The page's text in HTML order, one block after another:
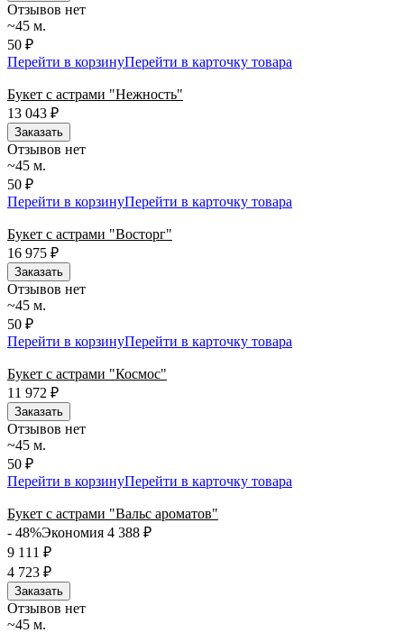
Отзывов нет
~45 м.
50 ₽
Перейти в корзинуПерейти в карточку товара
Букет с астрами "Нежность"
13 043 ₽
Заказать
Отзывов нет
~45 м.
50 ₽
Перейти в корзинуПерейти в карточку товара
Букет с астрами "Восторг"
16 975 ₽
Заказать
Отзывов нет
~45 м.
50 ₽
Перейти в корзинуПерейти в карточку товара
Букет с астрами "Космос"
11 972 ₽
Заказать
Отзывов нет
~45 м.
50 ₽
Перейти в корзинуПерейти в карточку товара
Букет с астрами "Вальс ароматов"
- 48%Экономия 4 388 ₽
9 111 ₽
4 723 ₽
Заказать
Отзывов нет
~45 м.